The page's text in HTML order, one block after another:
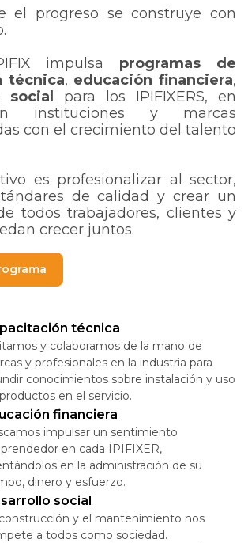
el progreso se construye con
impulsa programas de
técnica, educación financiera,
social
para los IPIFIXERS, en
instituciones y marcas
con el crecimiento del talento
es profesionalizar al sector,
de calidad y crear un
todos trabajadores, clientes y
crecer juntos.
técnica
y colaboramos de la mano de
y profesionales en la industria para
conocimientos sobre instalación y uso
en el servicio.
financiera
impulsar un sentimiento
en cada IPIFIXER,
en la administración de su
dinero y esfuerzo.
social
y el mantenimiento nos
a todos como sociedad.